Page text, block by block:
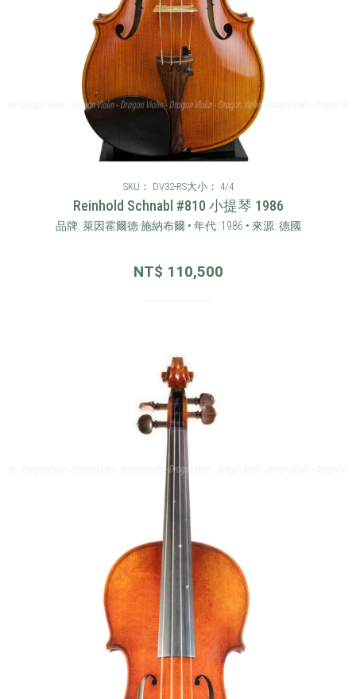
SKU： DV32-RS大小： 4/4
Reinhold Schnabl #810 小提琴 1986
品牌: 萊因霍爾德·施納布爾 • 年代: 1986 • 來源: 德國
NT$ 110,500